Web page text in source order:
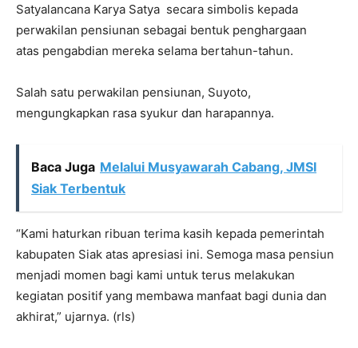
Satyalancana Karya Satya secara simbolis kepada
perwakilan pensiunan sebagai bentuk penghargaan
atas pengabdian mereka selama bertahun-tahun.
Salah satu perwakilan pensiunan, Suyoto,
mengungkapkan rasa syukur dan harapannya.
Baca Juga Melalui Musyawarah Cabang, JMSI
Siak Terbentuk
“Kami haturkan ribuan terima kasih kepada pemerintah
kabupaten Siak atas apresiasi ini. Semoga masa pensiun
menjadi momen bagi kami untuk terus melakukan
kegiatan positif yang membawa manfaat bagi dunia dan
akhirat,” ujarnya. (rls)